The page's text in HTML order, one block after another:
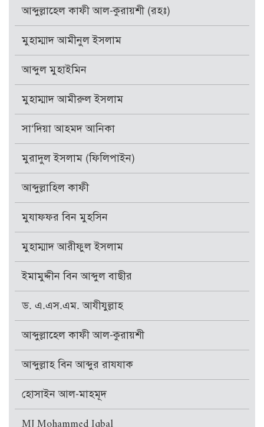
আব্দুল্লাহেল কাফী আল-কুরায়শী (রহঃ)
মুহাম্মাদ আমীনুল ইসলাম
আব্দুল মুহাইমিন
মুহাম্মাদ আমীরুল ইসলাম
সা‘দিয়া আহমদ আনিকা
মুরাদুল ইসলাম (ফিলিপাইন)
আব্দুল্লাহিল কাফী
মুযাফফর বিন মুহসিন
মুহাম্মাদ আরীফুল ইসলাম
ইমামুদ্দীন বিন আব্দুল বাছীর
ড. এ.এস.এম. আযীযুল্লাহ
আব্দুল্লাহেল কাফী আল-কুরায়শী
আব্দুল্লাহ বিন আব্দুর রাযযাক
হোসাইন আল-মাহমূদ
MJ Mohammed Iqbal